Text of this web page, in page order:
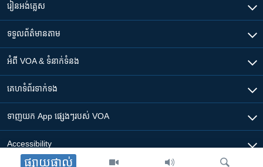
ផ្សាយផ្ទាល់
រៀន​​អង់គ្លេស
ទទួល​ព័ត៌មាន​តាម
អំពី​ VOA & ទំនាក់ទំនង
គេហទំព័រ​​ទាក់ទង
ទាញយក​ App ផ្សេងៗ​របស់​ VOA
Accessibility